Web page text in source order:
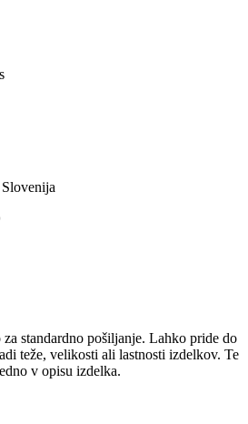
standardno pošiljanje. Lahko pride do
teže, velikosti ali lastnosti izdelkov. Te
v opisu izdelka.